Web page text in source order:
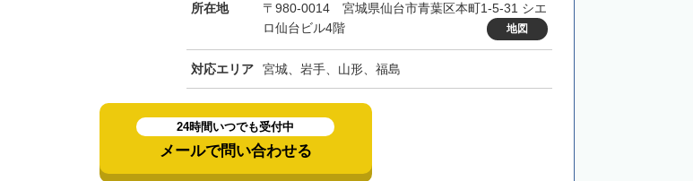
所在地
〒980-0014 宮城県仙台市青葉区本町1-5-31 シエ
ロ仙台ビル4階
地図
対応エリア 宮城、岩手、山形、福島
24時間いつでも受付中
メールで問い合わせる